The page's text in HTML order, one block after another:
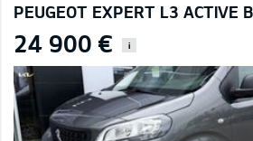
PEUGEOT EXPERT L3 ACTIVE
24 900 € i